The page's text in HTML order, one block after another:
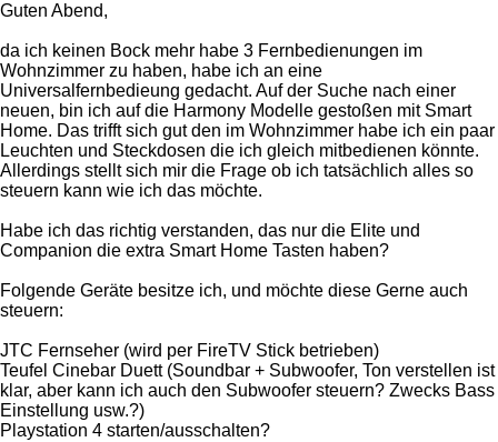
Guten Abend,
da ich keinen Bock mehr habe 3 Fernbedienungen im
Wohnzimmer zu haben, habe ich an eine
Universalfernbedieung gedacht. Auf der Suche nach einer
neuen, bin ich auf die Harmony Modelle gestoßen mit Smart
Home. Das trifft sich gut den im Wohnzimmer habe ich ein paar
Leuchten und Steckdosen die ich gleich mitbedienen könnte.
Allerdings stellt sich mir die Frage ob ich tatsächlich alles so
steuern kann wie ich das möchte.
Habe ich das richtig verstanden, das nur die Elite und
Companion die extra Smart Home Tasten haben?
Folgende Geräte besitze ich, und möchte diese Gerne auch
steuern:
JTC Fernseher (wird per FireTV Stick betrieben)
Teufel Cinebar Duett (Soundbar + Subwoofer, Ton verstellen ist
klar, aber kann ich auch den Subwoofer steuern? Zwecks Bass
Einstellung usw.?)
Playstation 4 starten/ausschalten?